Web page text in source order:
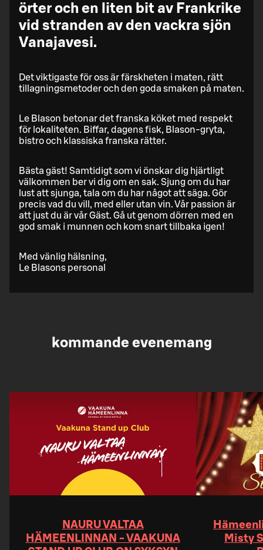
örter och en liten bit av Frankrike
vid stranden av den vackra sjön
Vanajavesi.
Det viktigaste för oss är färskheten i maten, rätt
tillagningsmetoder och den goda smaken på maten.
Le Blason betonar det franska köket med respekt
för lokaliteten. Biffar, dagens fisk, Blason-gryta,
bistro och klassiska franska rätter.
Bästa gäst! Samtidigt som vi önskar dig hjärtligt
välkommen ber vi dig om en sak. Sjung om du har
lust att sjunga, tala om du har något att säga. Gör
precis vad du vill, med eller utan vin. Vår passion är
att just du är vår Gäst. Gå ut genom dörren med en
god smak i munnen och kom snart tillbaka igen!
Med vänlig hälsning,
Le Blasons personal
kommande evenemang
NAURU VALTAA
HÄMEENLINNAN - VAAKUNA
Misty